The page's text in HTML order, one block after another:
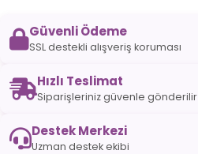
Güvenli Ödeme
SSL destekli alışveriş koruması
Hızlı Teslimat
Siparişleriniz güvenle gönderilir
Destek Merkezi
Uzman destek ekibi